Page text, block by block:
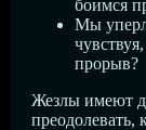
боимся
Мы
прорыв?
Жезлы имеют
преодолевать,